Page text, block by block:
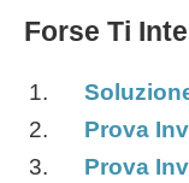
Forse Ti
Prova
Prova